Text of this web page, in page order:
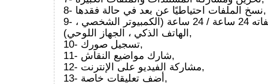
8- نسخ الملفات احتياطيًا عن بعد في حالة فقدها,
9- الوصول إلى ملفاته 24 ساعة / 24 ساعة (الكمبيوتر الشخصي ،
الهاتف الذكي ، الجهاز اللوحي),
10- تسجيل صورك,
11- شارك مواضيع النقاش,
12- مشاركة الفيديو على الإنترنت,
13- أضف تعليقات خاصة,